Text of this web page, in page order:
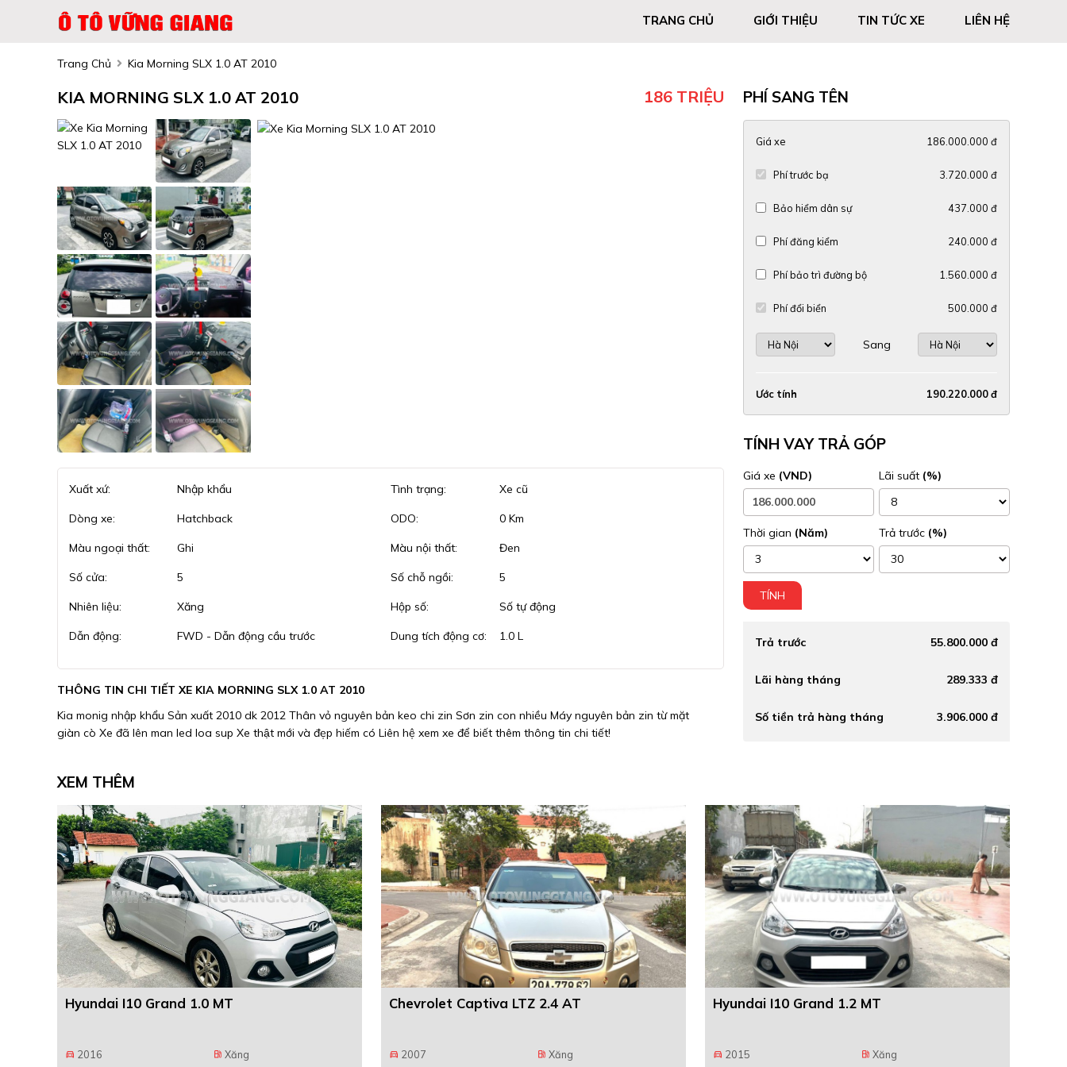
TRANG CHỦ GIỚI THIỆU TIN TỨC XE LIÊN HỆ
Trang Chủ Kia Morning SLX 1.0 AT 2010
KIA MORNING SLX 1.0 AT 2010 186 TRIỆU
Xuất xứ: Nhập khẩu Tình trạng: Xe cũ
Dòng xe: Hatchback ODO: 0 Km
Màu ngoại thất: Ghi Màu nội thất: Đen
Số cửa: 5 Số chỗ ngồi: 5
Nhiên liệu: Xăng Hộp số: Số tự động
Dẫn động: FWD - Dẫn động cầu trước Dung tích động cơ: 1.0 L
THÔNG TIN CHI TIẾT XE KIA MORNING SLX 1.0 AT 2010
Kia monig nhập khẩu Sản xuất 2010 dk 2012 Thân vỏ nguyên bản keo chi zin Sơn zin con nhiều Máy nguyên bản zin từ mặt
giàn cò Xe đã lên man led loa sup Xe thật mới và đẹp hiếm có Liên hệ xem xe để biết thêm thông tin chi tiết!
PHÍ SANG TÊN
Giá xe 186.000.000 đ
Phí trước bạ 3.720.000 đ
Bảo hiểm dân sự 437.000 đ
Phí đăng kiểm 240.000 đ
Phí bảo trì đường bộ 1.560.000 đ
Phí đổi biển 500.000 đ
Sang
Ước tính 190.220.000 đ
TÍNH VAY TRẢ GÓP
Giá xe (VND) Lãi suất (%)
Thời gian (Năm) Trả trước (%)
TÍNH
Trả trước 55.800.000 đ
Lãi hàng tháng 289.333 đ
Số tiền trả hàng tháng 3.906.000 đ
XEM THÊM
Hyundai I10 Grand 1.0 MT
directions_car 2016 local_gas_station Xăng
Chevrolet Captiva LTZ 2.4 AT
directions_car 2007 local_gas_station Xăng
Hyundai I10 Grand 1.2 MT
directions_car 2015 local_gas_station Xăng